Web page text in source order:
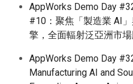
AppWorks Demo Day
#10：聚焦「製造業 AI
擎，全面輻射泛亞洲市
AppWorks Demo Day
Manufacturing AI and